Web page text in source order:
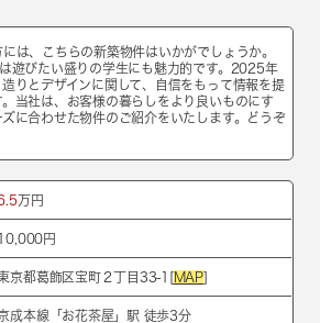
は、こちらの新築物件はいかがでしょうか。
遊びたい盛りの学生にも魅力的です。2025年
りとデザインに関して、自信をもって情報を提
当社は、お客様の暮らしをより良いものにす
に合わせた物件のご紹介をいたします。どうぞ
万円
10,000円
京都葛飾区宝町２丁目33-1[MAP]
成本線 「 お花茶屋 」駅 徒歩3分